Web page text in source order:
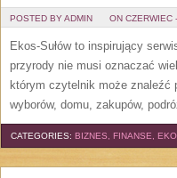
POSTED BY ADMIN ON CZERWIEC
Ekos-Sułów to inspirujący
przyrody nie musi oznaczać
którym czytelnik może znaleźć
wyborów, domu, zakupów,
CATEGORIES: BIZNES, FINANSE,